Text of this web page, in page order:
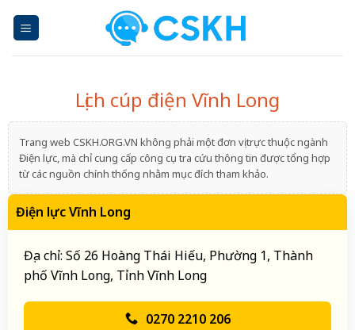
Lịch cúp điện Vĩnh Long
Trang web CSKH.ORG.VN không phải một đơn vị trực thuộc ngành
Điện lực, mà chỉ cung cấp công cụ tra cứu thông tin được tổng hợp
từ các nguồn chính thống nhằm mục đích tham khảo.
Điện lực Vĩnh Long
Địa chỉ: Số 26 Hoàng Thái Hiếu, Phường 1, Thành
phố Vĩnh Long, Tỉnh Vĩnh Long
0270 2210 206